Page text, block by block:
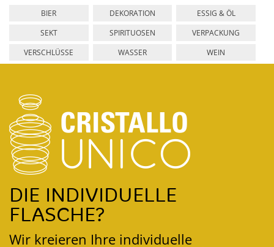
BIER DEKORATION
ESSIG & ÖL
SEKT
SPIRITUOSEN
VERPACKUNG
VERSCHLÜSSE
WASSER WEIN
DIE INDIVIDUELLE
FLASCHE?
Wir kreieren Ihre individuelle